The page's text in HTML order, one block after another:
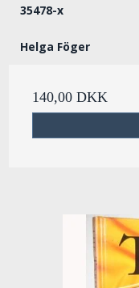
35478-x
Helga Föger
140,00 DKK